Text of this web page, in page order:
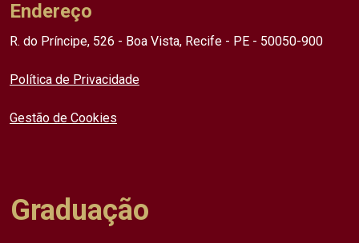
Endereço
R. do Príncipe, 526 - Boa Vista, Recife - PE - 50050-900
Política de Privacidade
Gestão de Cookies
Graduação